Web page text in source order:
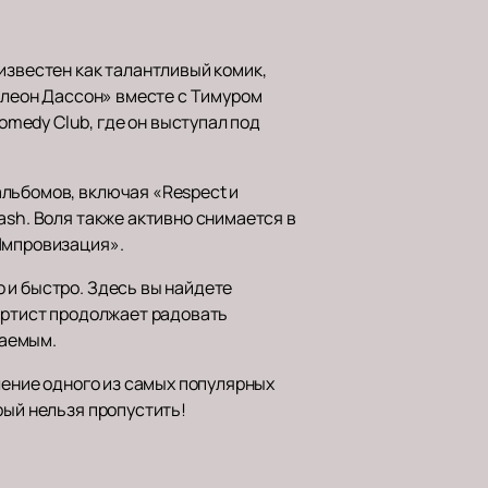
как талантливый комик,
Дассон» вместе с Тимуром
Club, где он выступал под
включая «Respect и
Воля также активно снимается в
быстро. Здесь вы найдете
продолжает радовать
одного из самых популярных
нельзя пропустить!